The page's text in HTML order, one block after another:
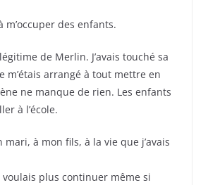
m’occuper des enfants.
de Merlin. J’avais touché sa
m’étais arrangé à tout mettre en
ne manque de rien. Les enfants
à l’école.
mari, à mon fils, à la vie que j’avais
voulais plus continuer même si